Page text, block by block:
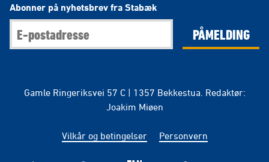
Abonner på nyhetsbrev fra Stabæk
PÅMELDING
Gamle Ringeriksvei 57 C | 1357 Bekkestua. Redaktør:
Joakim Miøen
Vilkår og betingelser Personvern